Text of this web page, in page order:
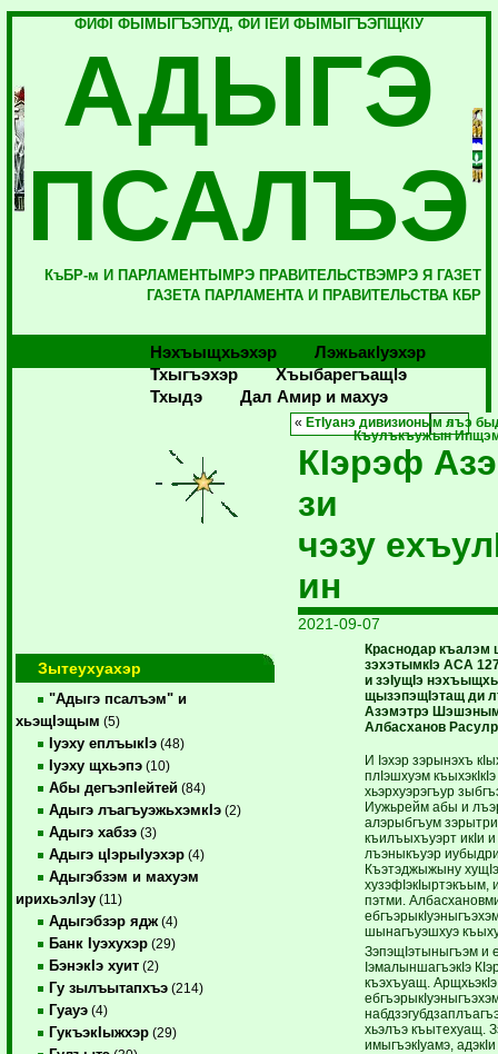
ФИФI ФЫМЫГЪЭПУД, ФИ IЕЙ ФЫМЫГЪЭПЩКIУ
АДЫГЭ
ПСАЛЪЭ
КъБР-м И ПАРЛАМЕНТЫМРЭ ПРАВИТЕЛЬСТВЭМРЭ Я ГАЗЕТ
ГАЗЕТА ПАРЛАМЕНТА И ПРАВИТЕЛЬСТВА КБР
Нэхъыщхьэхэр
Лэжьакlуэхэр
Тхыгъэхэр
Хъыбарегъащlэ
Тхыдэ
Дал Амир и махуэ
Зытеухуахэр
"Адыгэ псалъэм" и
хьэщIэщым (5)
Iуэху еплъыкIэ (48)
Iуэху щхьэпэ (10)
Абы дегъэпIейтей (84)
Адыгэ лъагъуэжьхэмкIэ (2)
Адыгэ хабзэ (3)
Адыгэ цIэрыIуэхэр (4)
Адыгэбзэм и махуэм
ирихьэлIэу (11)
Адыгэбзэр ядж (4)
Банк Iуэхухэр (29)
БэнэкIэ хуит (2)
Гу зылъытапхъэ (214)
Гуауэ (4)
ГукъэкIыжхэр (29)
« ЕтIуанэ дивизионым лъэ
Къулъкъужын
КIэрэф
зи
чэзу
ин
2021-09-07
Краснодар къалэм
зэхэтымкIэ АСА
и зэIущIэ
щызэпэщIэтащ ди
Азэмэтрэ Шэшэным
Албасханов
И Iэхэр зэрынэхъ
плIэшхуэм
хьэрхуэрэгъур
Иужьрейм абы и
алэрыбгъум
къилъыхъуэрт икIи
лъэныкъуэр
Къэтэджыжыну
пэтми.
шынагъуэшхуэ
ЗэпэщIэтыныгъэм и
IэмалыншагъэкIэ
къэхъуащ.
хьэлъэ къытехуащ.
имыгъэкIуамэ,